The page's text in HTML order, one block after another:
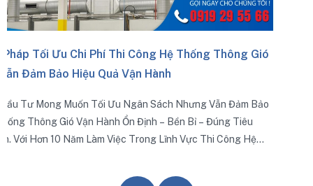
Thống Thông Gió
Nhưng Vẫn Đảm Bảo
Bỉ – Đúng Tiêu
Vực Thi Công Hệ
Cách Kiểm Tra Và Nghiệm Thu Hệ
Thi Công Đạt Chuẩn
Một Hệ Thống Được Lắp Đặt Đúng Kỹ
Trình Không Chỉ Đảm Bảo Hiệu Quả Trao
Thiểu Rủi Ro Rò Rỉ, Ồn, Rung Và Kéo Dài